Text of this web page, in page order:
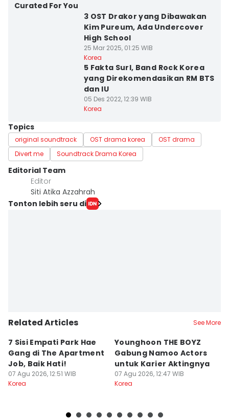
Curated For You
3 OST Drakor yang Dibawakan
Kim Pureum, Ada Undercover
High School
25 Mar 2025, 01:25 WIB
Korea
5 Fakta Surl, Band Rock Korea
yang Direkomendasikan RM BTS
dan IU
05 Des 2022, 12:39 WIB
Korea
Topics
original soundtrack OST drama korea
OST drama
Divert me
Soundtrack Drama Korea
Editorial Team
Editor
Siti Atika Azzahrah
Tonton lebih seru di
Related Articles See More
7 Sisi Empati Park Hae
Gang di The Apartment
Job, Baik Hati!
07 Agu 2026, 12:51 WIB
Korea
Younghoon THE BOYZ
Gabung Namoo Actors
untuk Karier Aktingnya
07 Agu 2026, 12:47 WIB
Korea